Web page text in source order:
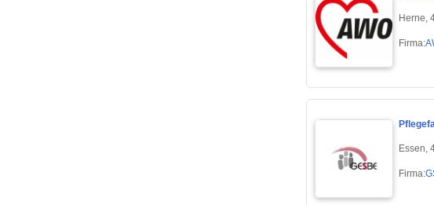
Herne,
Firma:
Essen,
Firma: